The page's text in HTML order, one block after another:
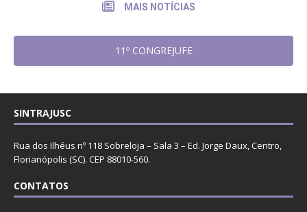
MAIS NOTÍCIAS
11º CONGREJUFE
SINTRAJUSC
Rua dos Ilhéus nº 118 Sobreloja – Sala 3 – Ed. Jorge Daux, Centro,
Florianópolis (SC). CEP 88010-560.
CONTATOS